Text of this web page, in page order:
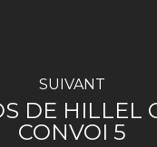
SUIVANT
DE HILLEL
CONVOI 5